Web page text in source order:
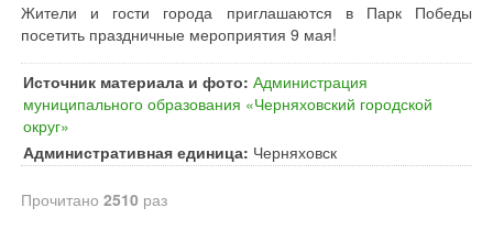
Жители и гости города приглашаются в Парк Победы
посетить праздничные мероприятия 9 мая!
Источник материала и фото: Администрация
муниципального образования «Черняховский городской
округ»
Административная единица: Черняховск
Прочитано 2510 раз